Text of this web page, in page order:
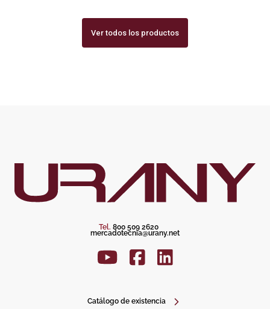
Ver todos los productos
Tel. 800 509 2620
mercadotecnia@urany.net
Catálogo de existencia